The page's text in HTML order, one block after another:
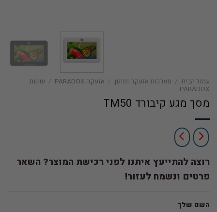
עמוד הבית / מערכות אזעקה ומיגון / אזעקה PARADOX / שונות
PARADOX
מסך מגע קיבורד TM50
רוצה להתייעץ איתנו לפני רכישת המוצר? השאר
פרטים ונשמח לעזור!
השם שלך